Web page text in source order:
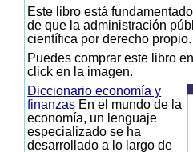
Este libro está
de que la administración
científica por derecho propio.
Puedes comprar este libro
click en la imagen.
Diccionario economía y
finanzas En el mundo de la
economía, un lenguaje
especializado se ha
desarrollado a lo largo de